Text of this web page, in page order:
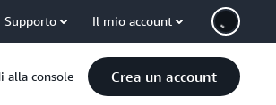
Supporto Il mio account
alla console Crea un account